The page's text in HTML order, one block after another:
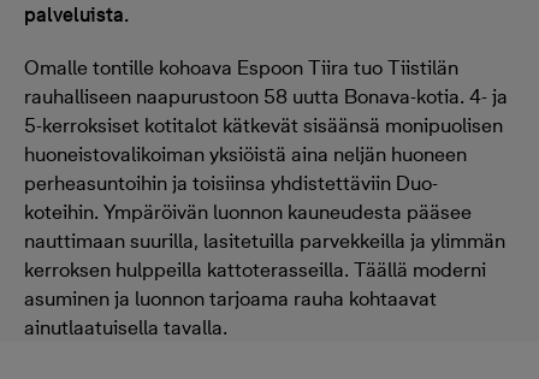
palveluista.
Omalle tontille kohoava Espoon Tiira tuo Tiistilän
rauhalliseen naapurustoon 58 uutta Bonava-kotia. 4- ja
5-kerroksiset kotitalot kätkevät sisäänsä monipuolisen
huoneistovalikoiman yksiöistä aina neljän huoneen
perheasuntoihin ja toisiinsa yhdistettäviin Duo-
koteihin. Ympäröivän luonnon kauneudesta pääsee
nauttimaan suurilla, lasitetuilla parvekkeilla ja ylimmän
kerroksen hulppeilla kattoterasseilla. Täällä moderni
asuminen ja luonnon tarjoama rauha kohtaavat
ainutlaatuisella tavalla.